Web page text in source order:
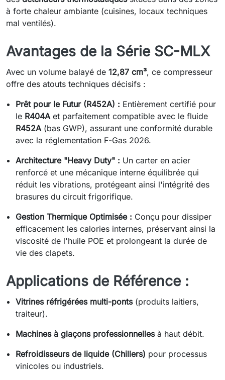
à forte chaleur ambiante (cuisines, locaux techniques
mal ventilés).
Avantages de la Série SC-MLX
Avec un volume balayé de 12,87 cm³, ce compresseur
offre des atouts techniques décisifs :
Prêt pour le Futur (R452A) : Entièrement certifié pour
le R404A et parfaitement compatible avec le fluide
R452A (bas GWP), assurant une conformité durable
avec la réglementation F-Gas 2026.
Architecture "Heavy Duty" : Un carter en acier
renforcé et une mécanique interne équilibrée qui
réduit les vibrations, protégeant ainsi l'intégrité des
brasures du circuit frigorifique.
Gestion Thermique Optimisée : Conçu pour dissiper
efficacement les calories internes, préservant ainsi la
viscosité de l'huile POE et prolongeant la durée de
vie des clapets.
Applications de Référence :
Vitrines réfrigérées multi-ponts(produits laitiers,
traiteur).
Machines à glaçons professionnellesà haut débit.
Refroidisseurs de liquide (Chillers) pour processus
vinicoles ou industriels.